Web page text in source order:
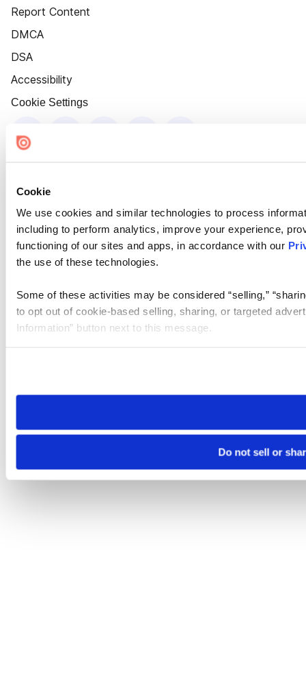
Cookie
We use cookies and similar technologies to process
including to perform analytics, improve your experience,
functioning of our sites and apps, in accordance with our
the use of these technologies.
Some of these activities may be considered “selling,”
to opt out of cookie-based selling, sharing, or targeted
Information” button next to this message.
need to be set again.
Do not sell or
Report Content
DMCA
DSA
Accessibility
Cookie Settings